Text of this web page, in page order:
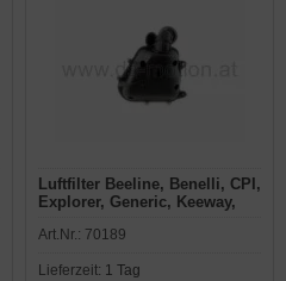
Luftfilter Beeline, Benelli, CPI,
Explorer, Generic, Keeway,
Art.Nr.: 70189
Lieferzeit: 1 Tag